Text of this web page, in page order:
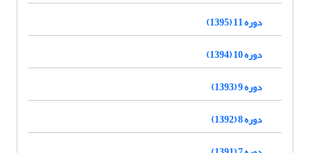
دوره 11 (1395)
دوره 10 (1394)
دوره 9 (1393)
دوره 8 (1392)